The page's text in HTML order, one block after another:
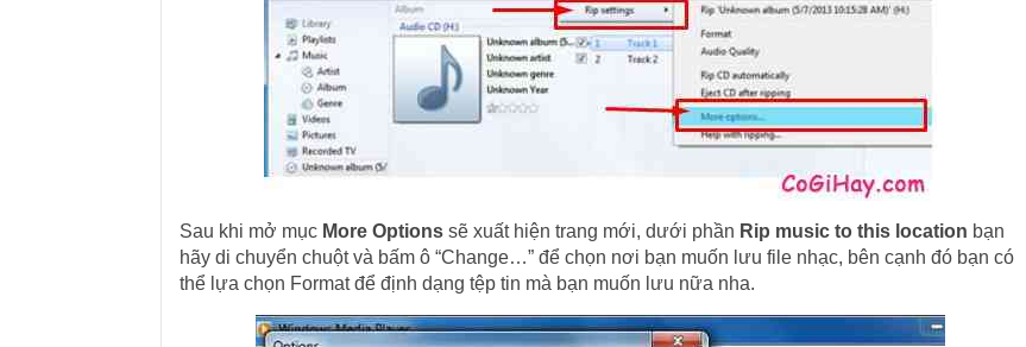
Sau khi mở mục More Optionssẽ xuất hiện trang mới, dưới phần Rip music to this location bạn
hãy di chuyển chuột và bấm ô “Change…” để chọn nơi bạn muốn lưu file nhạc, bên cạnh đó bạn có
thể lựa chọn Format để định dạng tệp tin mà bạn muốn lưu nữa nha.